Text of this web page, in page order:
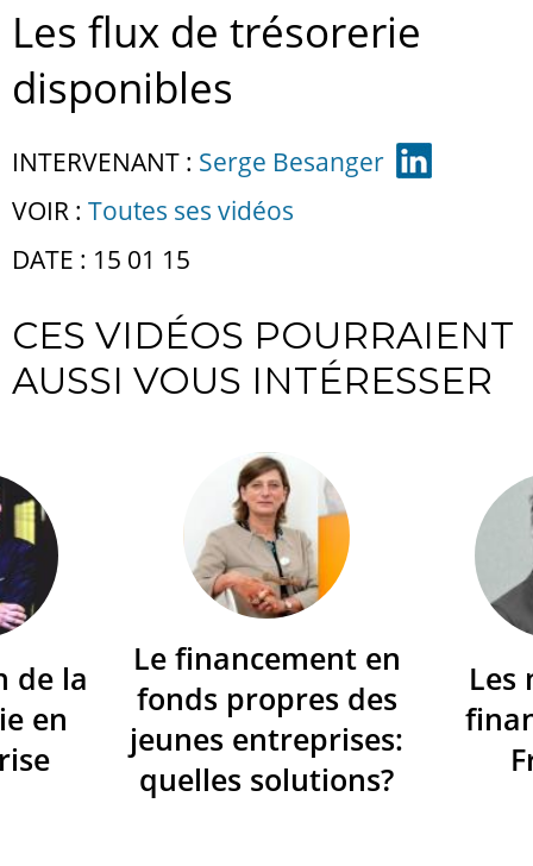
Les flux de trésorerie
disponibles
INTERVENANT : Serge Besanger
VOIR : Toutes ses vidéos
DATE : 15 01 15
CES VIDÉOS POURRAIENT
AUSSI VOUS INTÉRESSER
de la
en
Le financement en
fonds propres des
jeunes entreprises:
quelles solutions?
Les